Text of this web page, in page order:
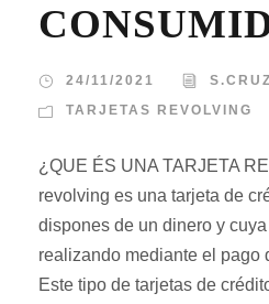
24/11/2021
S.CRUZ
TARJETAS REVOLVING
¿QUE ÉS UNA TARJETA
revolving es una tarjeta de
dispones de un dinero y
realizando mediante el pago
Este tipo de tarjetas de